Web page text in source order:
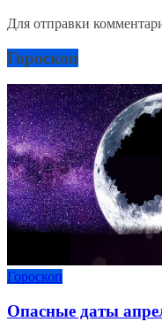
Для отправки
Гороскоп
Гороскоп
Опасные даты